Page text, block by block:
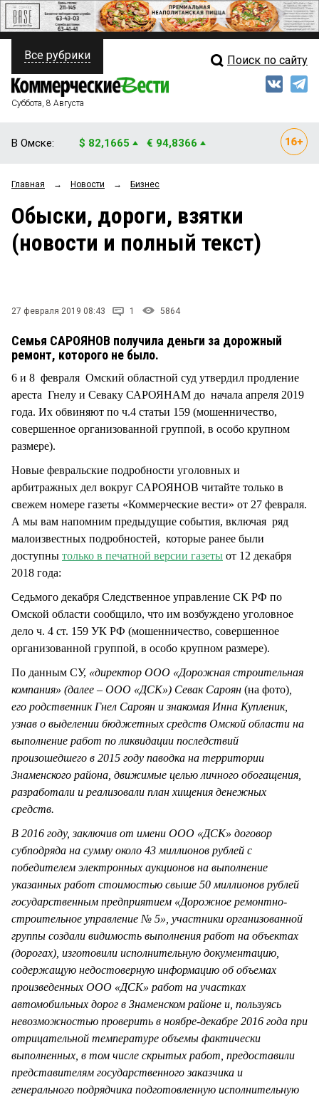
ПОЛИТИКА
ФИНАНСЫ
ОБЩЕСТВО
ЗАКОН
СТИЛЬ ЖИЗНИ
Свежий выпуск
Рейтинги
Блоги
Все рубрики Поиск по сайту
Суббота, 8 Августа
В Омске: $ 82,1665 € 94,8366
Главная → Новости → Бизнес
Обыски, дороги, взятки
(новости и полный текст)
27 февраля 2019 08:43 1 5864
Семья САРОЯНОВ получила деньги за дорожный
ремонт, которого не было.
6 и 8 февраля Омский областной суд утвердил продление
ареста Гнелу и Севаку САРОЯНАМ до начала апреля 2019
года. Их обвиняют по ч.4 статьи 159 (мошенничество,
совершенное организованной группой, в особо крупном
размере).
Новые февральские подробности уголовных и
арбитражных дел вокруг САРОЯНОВ читайте только в
свежем номере газеты «Коммерческие вести» от 27 февраля.
А мы вам напомним предыдущие события, включая ряд
малоизвестных подробностей, которые ранее были
доступны только в печатной версии газеты от 12 декабря
2018 года:
Седьмого декабря Следственное управление СК РФ по
Омской области сообщило, что им возбуждено уголовное
дело ч. 4 ст. 159 УК РФ (мошенничество, совершенное
организованной группой, в особо крупном размере).
По данным СУ, «директор ООО «Дорожная строительная
компания» (далее – ООО «ДСК») Севак Сароян (на фото)
его родственник Гнел Сароян и знакомая Инна Купленик,
узнав о выделении бюджетных средств Омской области на
выполнение работ по ликвидации последствий
произошедшего в 2015 году паводка на территории
Знаменского района, движимые целью личного обогащения,
разработали и реализовали план хищения денежных
средств.
В 2016 году, заключив от имени ООО «ДСК» договор
субподряда на сумму около 43 миллионов рублей с
победителем электронных аукционов на выполнение
указанных работ стоимостью свыше 50 миллионов рублей
государственным предприятием «Дорожное ремонтно-
строительное управление № 5», участники организованной
группы создали видимость выполнения работ на объектах
(дорогах), изготовили исполнительную документацию,
содержащую недостоверную информацию об объемах
произведенных ООО «ДСК» работ на участках
автомобильных дорог в Знаменском районе и, пользуясь
невозможностью проверить в ноябре-декабре 2016 года при
отрицательной температуре объемы фактически
выполненных, в том числе скрытых работ, предоставили
представителям государственного заказчика и
генерального подрядчика подготовленную исполнительную